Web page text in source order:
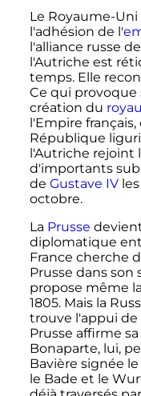
Le Royaume-
l'adhésion de l'
l'alliance russe
l'Autriche est
temps. Elle
Ce qui
création du
l'Empire
République
l'Autriche rejoint
d'importants
de Gustave IVles
octobre.
La Prusse
diplomatique
France cherche
Prusse dans son
propose même
1805. Mais la
trouve l'appui de
Prusse affirme
Bonaparte, lui,
Bavière signée le
le Bade et le